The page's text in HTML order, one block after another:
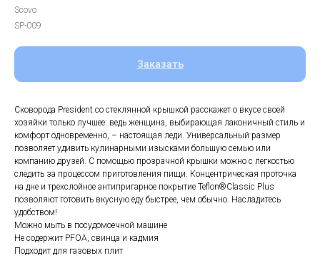
Scovo
SP-009
Заказать
Сковорода President со стеклянной крышкой расскажет о вкусе своей
хозяйки только лучшее: ведь женщина, выбирающая лаконичный стиль и
комфорт одновременно, – настоящая леди. Универсальный размер
позволяет удивить кулинарными изысками большую семью или
компанию друзей. С помощью прозрачной крышки можно с легкостью
следить за процессом приготовления пищи. Концентрическая проточка
на дне и трехслойное антипригарное покрытие Teflon®Classic Plus
позволяют готовить вкусную еду быстрее, чем обычно. Насладитесь
удобством!
Можно мыть в посудомоечной машине
Не содержит PFOA, свинца и кадмия
Подходит для газовых плит